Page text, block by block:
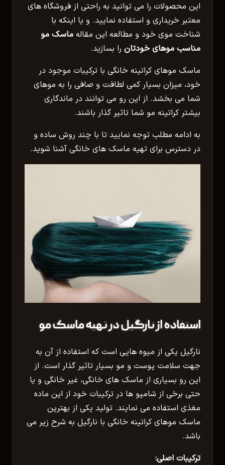
این محصولات را می توانید به راحتی از فروشگاه های
معتبر خریداری و استفاده نمایید. و یا اینکه با
شناخت موی خود و مطالعه این مقاله ماسک مو
مناسب موهای خودتان را بسازید.
ماسک موهای کراتینه خانگی با ترکیبات موجود در
خود، میزان بسیار کمی لطافت و صافی را به موهای
شما می بخشد. از این رو می توانند در ماندگاری
بیشتر کراتینه مو شما تاثیر گذار باشند.
به ادامه مطلب توجه نمایید تا با چند روش ساده و
در دسترس برای تهیه ماسک های خانگی آشنا شوید.
استفاده از نارگیل در تهیه ماسک مو
نارگیل یکی از میوه هایی است که استفاده از آن به
جهت سلامت پوست و مو بسیار تاثیر گذار است. از
این رو بسیاری از ماسک های خانگی، غیر خانگی و یا
حتی برخی از شامپو ها در ترکیبات خود از این ماده
مغذی استفاده می نمایند. تولید یکی از بهترین
ماسک موهای کراتینه خانگی با نارگیل به شرح زیر می
باشد.
ترکیبات اصلی: